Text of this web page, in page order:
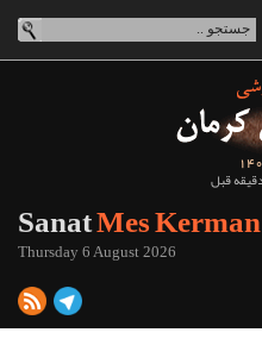
SanatMes Kerman
Thursday 6 August 2026